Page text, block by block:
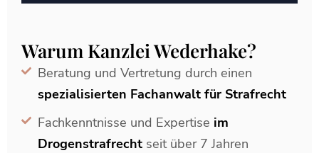
Warum Kanzlei Wederhake?
Beratung und Vertretung durch einen
spezialisierten Fachanwalt für Strafrecht
Fachkenntnisse und Expertise im
Drogenstrafrechtseit über 7 Jahren